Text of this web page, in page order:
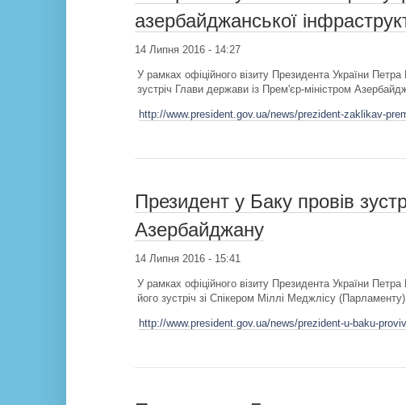
азербайджанської
14 Липня 2016 - 14:27
У рамках офіційного візиту Президента України
зустріч Глави держави із Прем'єр-міністром
http://www.president.gov.ua/news/prezident-zaklikav-
Президент у Баку провів
Азербайджану
14 Липня 2016 - 15:41
У рамках офіційного візиту Президента України
його зустріч зі Спікером Міллі Меджлісу
http://www.president.gov.ua/news/prezident-u-baku-